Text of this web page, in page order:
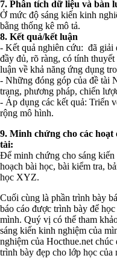
7. Phân tích dữ liệu và bàn
Ở mức độ sáng kiến kinh
bằng thống kê mô tả.
8. Kết quả/kết luận
- Kết quả nghiên cứu: đã giải
đầy đủ, rõ ràng, có tính
luận về khả năng ứng dụng
- Những đóng góp của đề tài
trạng, phương pháp, chiến
- Áp dụng các kết quả: Triển
rộng mô hình.
9. Minh chứng cho các hoạt
tài:
Để minh chứng cho sáng
hoạch bài học, bài kiểm tra,
học XYZ.
Cuối cùng là phần trình bày
báo cáo được trình bày để
mình. Quý vị có thể tham
sáng kiến kinh nghiệm của
nghiệm của Hocthue.net
trình bày đẹp cho lớp học của